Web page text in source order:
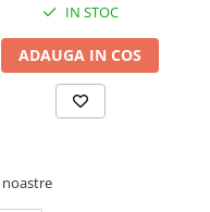
IN STOC
ADAUGA IN COS